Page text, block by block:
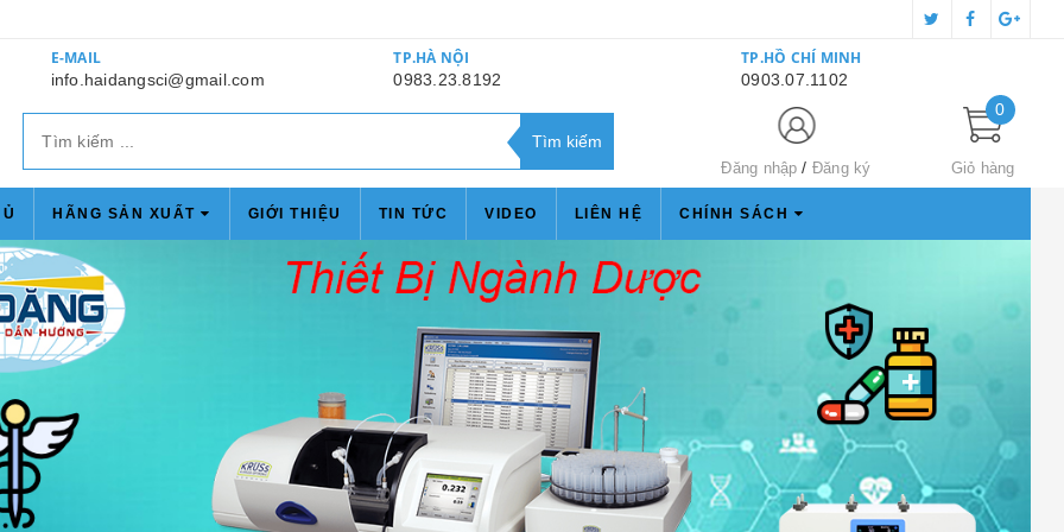
E-MAIL
info.haidangsci@gmail.com
TP.HÀ NỘI
0983.23.8192
TP.HỒ CHÍ MINH
0903.07.1102
Đăng nhập Đăng ký
0
Giỏ hàng
HÃNG SẢN XUẤT GIỚI THIỆU TIN TỨC VIDEO LIÊN HỆ CHÍNH SÁCH